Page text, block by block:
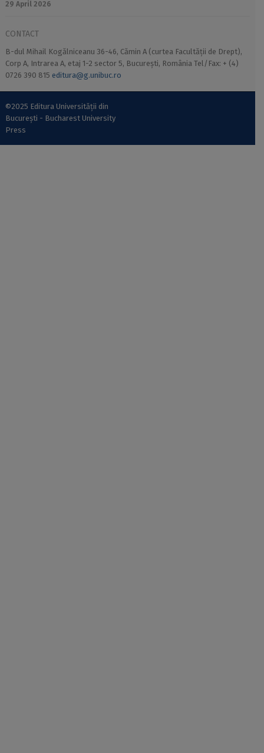
29 April 2026
CONTACT
B-dul Mihail Kogălniceanu 36-46, Cămin A (curtea Facultății de Drept),
Corp A, Intrarea A, etaj 1-2 sector 5, București, România Tel/Fax: + (4)
0726 390 815 editura@g.unibuc.ro
©2025 Editura Universității din
București - Bucharest University
Press